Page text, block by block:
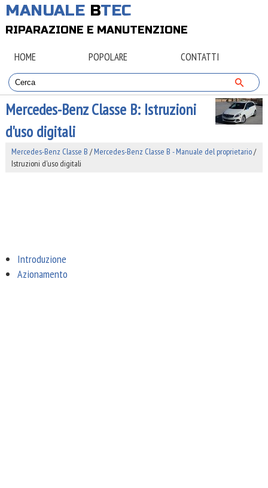
MANUALE BTEC
RIPARAZIONE E MANUTENZIONE
HOME POPOLARE CONTATTI
Mercedes-Benz Classe B: Istruzioni
d'uso digitali
Mercedes-Benz Classe B /Mercedes-Benz Classe B - Manuale del proprietario/
Istruzioni d'uso digitali
Introduzione
Azionamento